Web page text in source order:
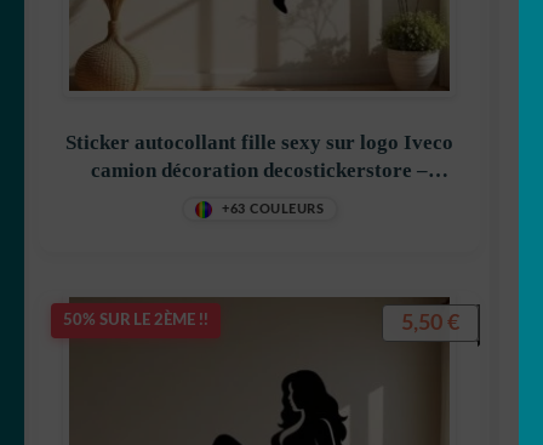
Sticker autocollant fille sexy sur logo Iveco
camion décoration decostickerstore –
K5V1ZG
+63 COULEURS
50% SUR LE 2ÈME !! 5,50 €